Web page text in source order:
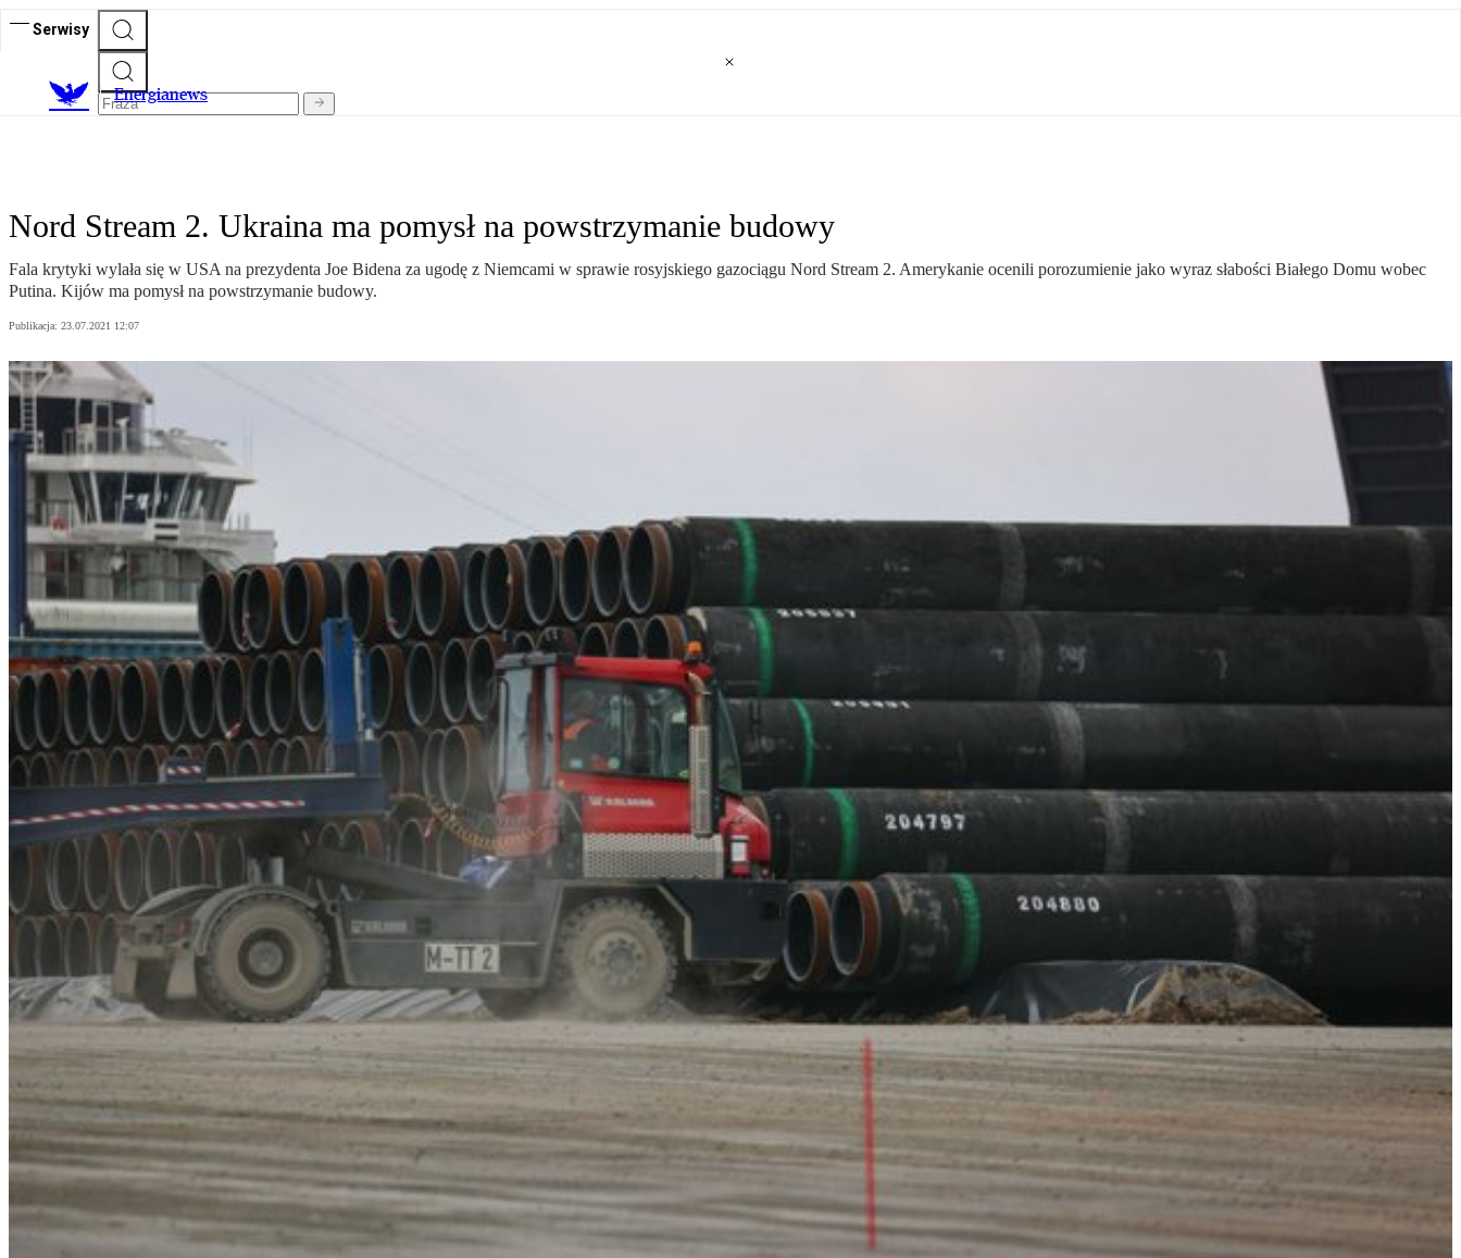
Serwisy
Energianews
Nord Stream 2. Ukraina ma pomysł na powstrzymanie budowy
Fala krytyki wylała się w USA na prezydenta Joe Bidena za ugodę z Niemcami w sprawie rosyjskiego gazociągu Nord Stream 2. Amerykanie ocenili porozumienie jako wyraz słabości Białego Domu wobec
Putina. Kijów ma pomysł na powstrzymanie budowy.
Publikacja: 23.07.2021 12:07